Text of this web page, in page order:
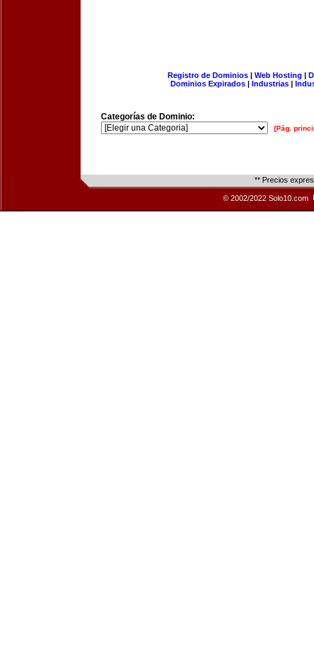
Registro de Dominios| Web Hosting |
Dominios Expirados | Industrias |
Categorías de Dominio:
[Pág.
** Precios
© 2002/2022 Solo10.com